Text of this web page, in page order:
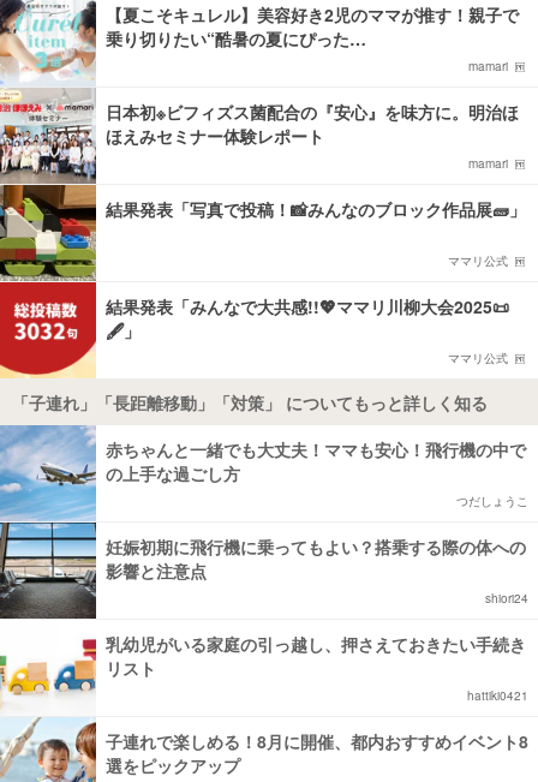
【夏こそキュレル】美容好き2児のママが推す！親子で
乗り切りたい“酷暑の夏にぴった…
mamari
日本初※ビフィズス菌配合の『安心』を味方に。明治ほ
ほえみセミナー体験レポート
mamari
結果発表「写真で投稿！📸みんなのブロック作品展🧱」
ママリ公式
結果発表「みんなで大共感!!💖ママリ川柳大会2025📜
🖋️」
ママリ公式
「子連れ」「長距離移動」「対策」 についてもっと詳しく知る
赤ちゃんと一緒でも大丈夫！ママも安心！飛行機の中で
の上手な過ごし方
つだしょうこ
妊娠初期に飛行機に乗ってもよい？搭乗する際の体への
影響と注意点
shiori24
乳幼児がいる家庭の引っ越し、押さえておきたい手続き
リスト
hattiki0421
子連れで楽しめる！8月に開催、都内おすすめイベント8
選をピックアップ